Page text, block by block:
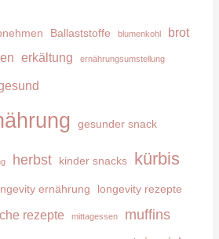
Ballaststoffe blumenkohl brot
erkältung ernährungsumstellung
gesunder snack
herbst kinder snacks kürbis
ernährung longevity rezepte
rezepte mittagessen muffins